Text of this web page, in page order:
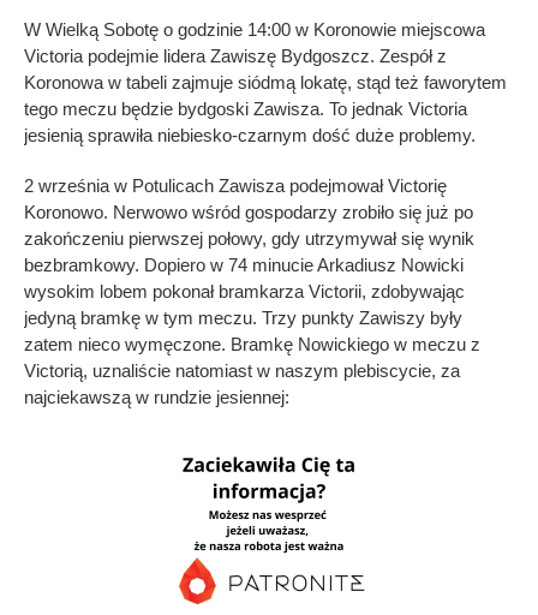
W Wielką Sobotę o godzinie 14:00 w Koronowie miejscowa
Victoria podejmie lidera Zawiszę Bydgoszcz. Zespół z
Koronowa w tabeli zajmuje siódmą lokatę, stąd też faworytem
tego meczu będzie bydgoski Zawisza. To jednak Victoria
jesienią sprawiła niebiesko-czarnym dość duże problemy.
2 września w Potulicach Zawisza podejmował Victorię
Koronowo. Nerwowo wśród gospodarzy zrobiło się już po
zakończeniu pierwszej połowy, gdy utrzymywał się wynik
bezbramkowy. Dopiero w 74 minucie Arkadiusz Nowicki
wysokim lobem pokonał bramkarza Victorii, zdobywając
jedyną bramkę w tym meczu. Trzy punkty Zawiszy były
zatem nieco wymęczone. Bramkę Nowickiego w meczu z
Victorią, uznaliście natomiast w naszym plebiscycie, za
najciekawszą w rundzie jesiennej: